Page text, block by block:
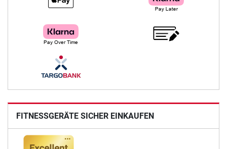
FITNESSGERÄTE SICHER EINKAUFEN